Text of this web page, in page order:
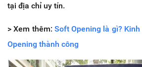
tại địa chỉ uy tín.
> Xem thêm: Soft Opening là gì?
Opening thành công